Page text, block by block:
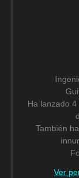
Ha lanzado
También
Ver